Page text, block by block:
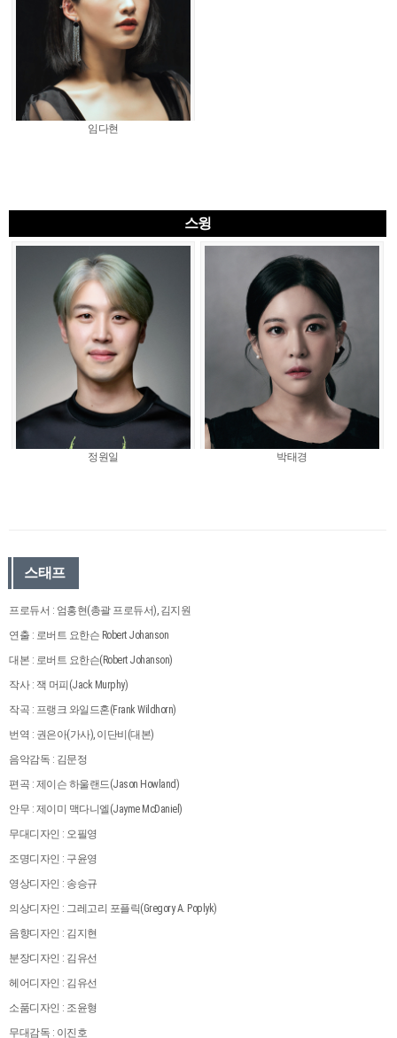
임다현
스윙
정원일 박태경
스태프
프로듀서 : 엄홍현(총괄 프로듀서), 김지원
연출 : 로버트 요한슨 Robert Johanson
대본 : 로버트 요한슨(Robert Johanson)
작사 : 잭 머피(Jack Murphy)
작곡 : 프랭크 와일드혼(Frank Wildhorn)
번역 : 권은아(가사), 이단비(대본)
음악감독 : 김문정
편곡 : 제이슨 하울랜드(Jason Howland)
안무 : 제이미 맥다니엘(Jayme McDaniel)
무대디자인 : 오필영
조명디자인 : 구윤영
영상디자인 : 송승규
의상디자인 : 그레고리 포플릭(Gregory A. Poplyk)
음향디자인 : 김지현
분장디자인 : 김유선
헤어디자인 : 김유선
소품디자인 : 조윤형
무대감독 : 이진호